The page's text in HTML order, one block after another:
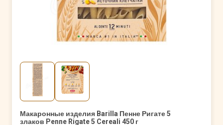
Макаронные изделия Barilla Пенне Ригате 5
злаков Penne Rigate 5 Cereali 450 г